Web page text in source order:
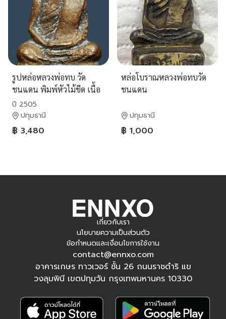
รูปหล่อหลวงพ่อทบ วัด
ชนแดน พิมพ์หัวไม้ขีด เนื้อ
โลหะผสม ปี 2505....เก่า
เดิมๆ
ปี 2505
ปทุมธานี
฿ 3,480
หล่อโบราณหลวงพ่อทบวัด
ชนแดน
ปทุมธานี
฿ 1,000
เกี่ยวกับเรา
นโยบายความเป็นส่วนตัว
ข้อกำหนดและเงื่อนไขการใช้งาน
contact@ennxo.com
อาคารเกษร ทาวเวอร์ ชั้น 26 ถนนราชดำริ แข
วงลุมพินี เขตปทุมวัน กรุงเทพมหานคร 10330